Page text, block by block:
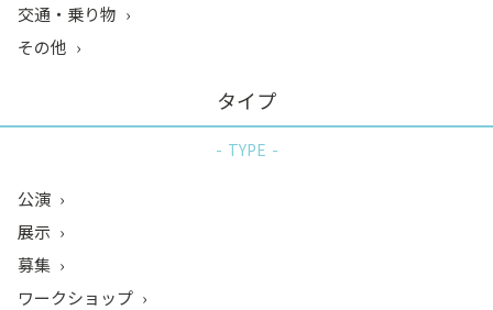
交通・乗り物
その他
タイプ
TYPE
公演
展示
募集
ワークショップ